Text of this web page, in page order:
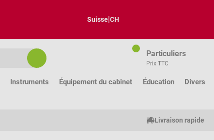
Suisse|CH
Particuliers
Prix TTC
Instruments Équipement du cabinet Éducation Divers
Livraison rapide